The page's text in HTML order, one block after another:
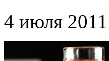
4 июля 2011